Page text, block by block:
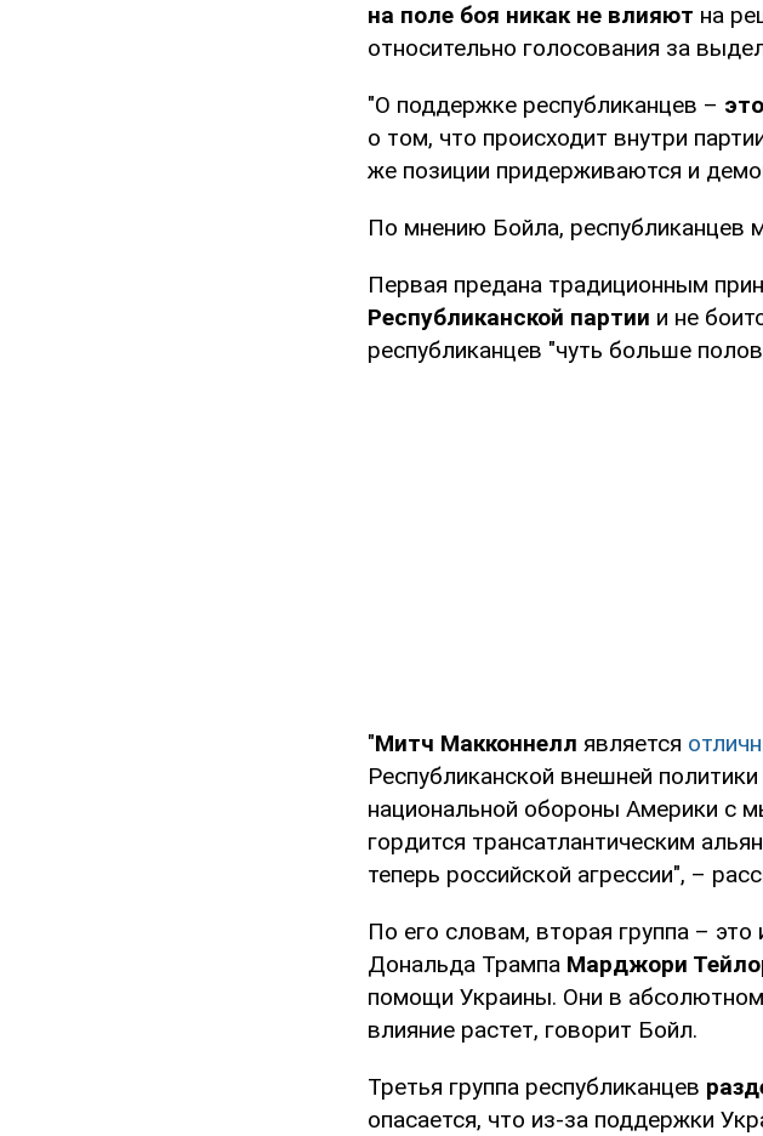
на поле боя никак не влияют на
относительно голосования за
"О поддержке республиканцев –
о том, что происходит внутри
же позиции придерживаются и
По мнению Бойла, республиканцев
Первая предана традиционным
Республиканской партии и не
республиканцев "чуть больше
"Митч Макконнелл является
Республиканской внешней
национальной обороны Америки с
гордится трансатлантическим
теперь российской агрессии", –
По его словам, вторая группа –
Дональда Трампа Марджори
помощи Украины. Они в
влияние растет, говорит Бойл.
Третья группа республиканцев
опасается, что из-за поддержки